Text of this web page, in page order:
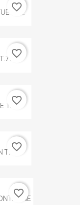
favorite_border
favorite_border
T.497
favorite_border
T.675
favorite_border
favorite_border